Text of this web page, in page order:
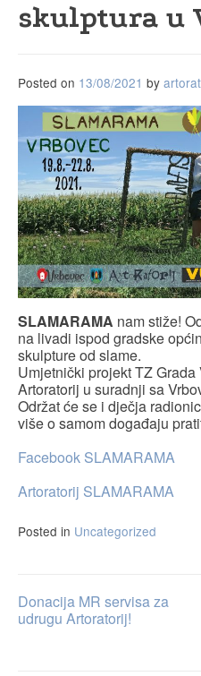
skulptura u
Posted on 13/08/2021 by
SLAMARAMA nam stiže!
na livadi ispod gradske
skulpture od slame.
Umjetnički projekt TZ
Artoratorij u suradnji sa
Održat će se i dječja
više o samom događaju
Facebook SLAMARAMA
Artoratorij SLAMARAMA
Posted in Uncategorized
Post
Donacija MR servisa za
udrugu Artoratorij!